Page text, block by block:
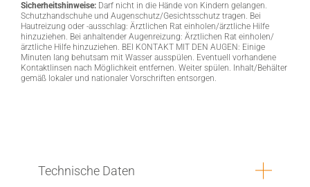
Sicherheitshinweise: Darf nicht in die Hände von Kindern gelangen.
Schutzhandschuhe und Augenschutz/Gesichtsschutz tragen. Bei
Hautreizung oder -ausschlag: Ärztlichen Rat einholen/ärztliche Hilfe
hinzuziehen. Bei anhaltender Augenreizung: Ärztlichen Rat einholen/
ärztliche Hilfe hinzuziehen. BEI KONTAKT MIT DEN AUGEN: Einige
Minuten lang behutsam mit Wasser ausspülen. Eventuell vorhandene
Kontaktlinsen nach Möglichkeit entfernen. Weiter spülen. Inhalt/Behälter
gemäß lokaler und nationaler Vorschriften entsorgen.
Technische Daten